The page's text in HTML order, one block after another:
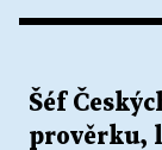
Šéf
prověrku,